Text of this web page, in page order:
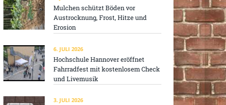
Mulchen schützt Böden vor
Austrocknung, Frost, Hitze und
Erosion
6. JULI 2026
Hochschule Hannover eröffnet
Fahrradfest mit kostenlosem Check
und Livemusik
3. JULI 2026